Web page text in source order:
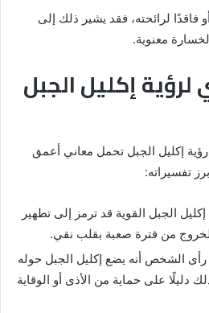
أو فاقدًا لرائحته، فقد يشير ذلك إلى
معنوية.
لرؤية إكليل الجبل
رؤية إكليل الجبل تحمل معاني أعمق
تفسيراته:
إكليل الجبل القوية قد ترمز إلى تطهير
من فترة صعبة بقلب نقي.
رأى الشخص أنه يضع إكليل الجبل حوله
دليلًا على حماية من الأذى أو الوقاية